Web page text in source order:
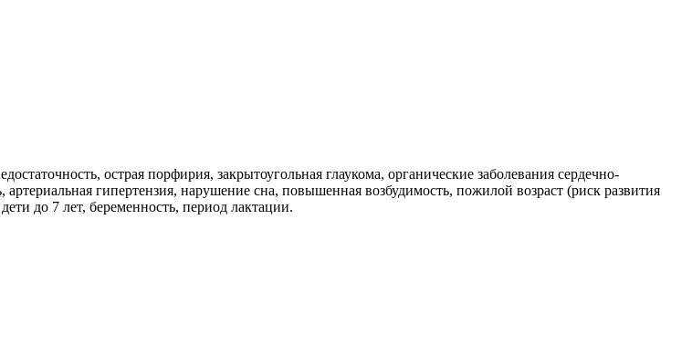
острая порфирия, закрытоугольная глаукома, органические заболевания сердечно-
артериальная гипертензия, нарушение сна, повышенная возбудимость, пожилой возраст (риск развития
до 7 лет, беременность, период лактации.